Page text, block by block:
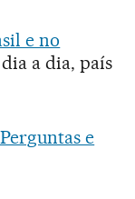
e no
dia a dia, país
e